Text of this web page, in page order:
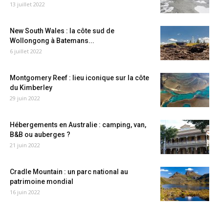
13 juillet 2022
New South Wales : la côte sud de
Wollongong à Batemans...
6 juillet 2022
Montgomery Reef : lieu iconique sur la côte
du Kimberley
29 juin 2022
Hébergements en Australie : camping, van,
B&B ou auberges ?
21 juin 2022
Cradle Mountain : un parc national au
patrimoine mondial
16 juin 2022